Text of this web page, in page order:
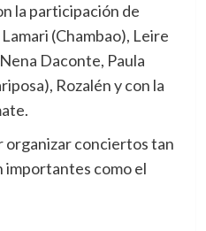
la participación de
(Chambao), Leire
Daconte, Paula
Rozalén y con la
organizar conciertos tan
importantes como el